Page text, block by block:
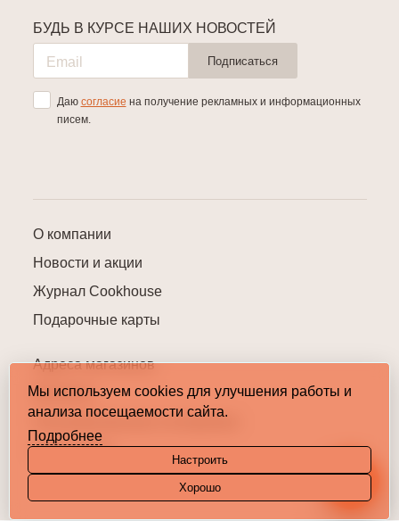
О компании
Новости и акции
Журнал Cookhouse
Подарочные карты
Адреса магазинов
Контакты
Пользовательское соглашение
Карта сайта
БУДЬ В КУРСЕ НАШИХ НОВОСТЕЙ
Подписаться
Даю согласие на получение рекламных и информационных
писем.
Мы используем cookies для улучшения работы и
анализа посещаемости сайта.
Подробнее
Настроить
Хорошо